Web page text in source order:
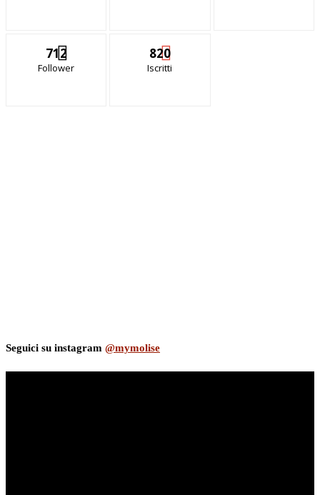
712
Follower
820
Iscritti
Seguici su instagram @mymolise